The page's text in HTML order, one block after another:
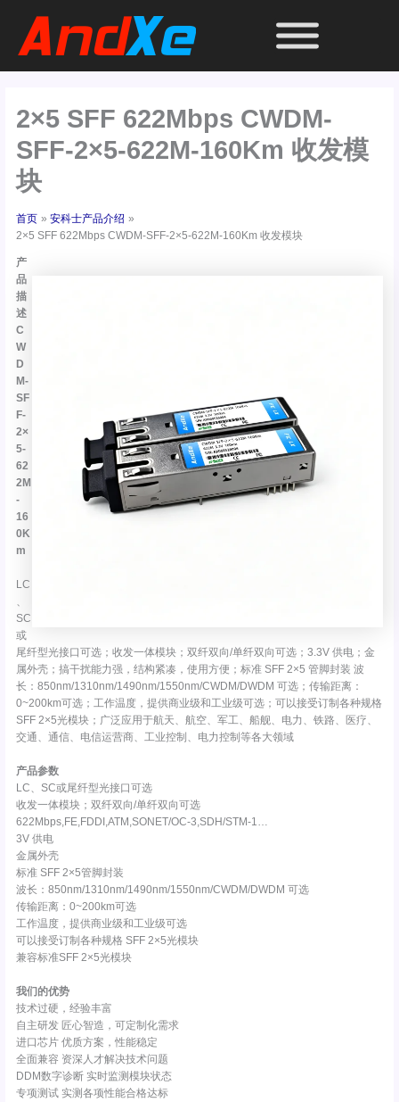
2×5 SFF 622Mbps CWDM-
SFF-2×5-622M-160Km 收发模
块
首页
安科士产品介绍
2×5 SFF 622Mbps CWDM-SFF-2×5-622M-160Km 收发模块
产
品
描
述
C
W
D
M-
SF
F-
2×
5-
62
2M
-
16
0K
m
LC
、
SC
或
尾纤型光接口可选；收发一体模块；双纤双向/单纤双向可选；3.3V 供电；金
属外壳；搞干扰能力强，结构紧凑，使用方便；标准 SFF 2×5 管脚封装 波
长：850nm/1310nm/1490nm/1550nm/CWDM/DWDM 可选；传输距离：
0~200km可选；工作温度，提供商业级和工业级可选；可以接受订制各种规格
SFF 2×5光模块；广泛应用于航天、航空、军工、船舰、电力、铁路、医疗、
交通、通信、电信运营商、工业控制、电力控制等各大领域
产品参数
LC、SC或尾纤型光接口可选
收发一体模块；双纤双向/单纤双向可选
622Mbps,FE,FDDI,ATM,SONET/OC-3,SDH/STM-1…
3V 供电
金属外壳
标准 SFF 2×5管脚封装
波长：850nm/1310nm/1490nm/1550nm/CWDM/DWDM 可选
传输距离：0~200km可选
工作温度，提供商业级和工业级可选
可以接受订制各种规格 SFF 2×5光模块
兼容标准SFF 2×5光模块
我们的优势
技术过硬，经验丰富
自主研发 匠心智造，可定制化需求
进口芯片 优质方案，性能稳定
全面兼容 资深人才解决技术问题
DDM数字诊断 实时监测模块状态
专项测试 实测各项性能合格达标